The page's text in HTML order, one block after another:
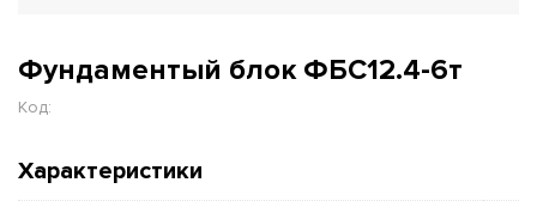
Фундаментый блок ФБС12.4-6т
Код:
Характеристики